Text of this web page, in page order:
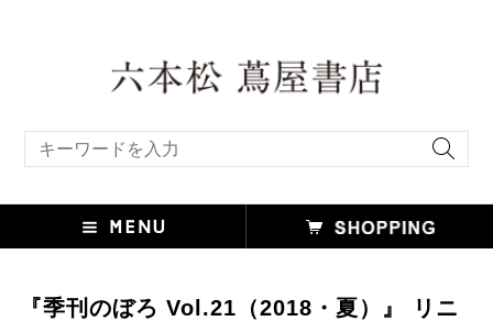
『季刊のぼろ Vol.21（2018・夏）』 リニ